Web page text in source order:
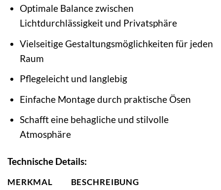
Optimale Balance zwischen
Lichtdurchlässigkeit und Privatsphäre
Vielseitige Gestaltungsmöglichkeiten für jeden
Raum
Pflegeleicht und langlebig
Einfache Montage durch praktische Ösen
Schafft eine behagliche und stilvolle
Atmosphäre
Technische Details:
MERKMAL
BESCHREIBUNG